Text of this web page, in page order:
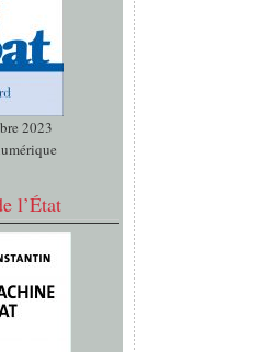
2023
l’État